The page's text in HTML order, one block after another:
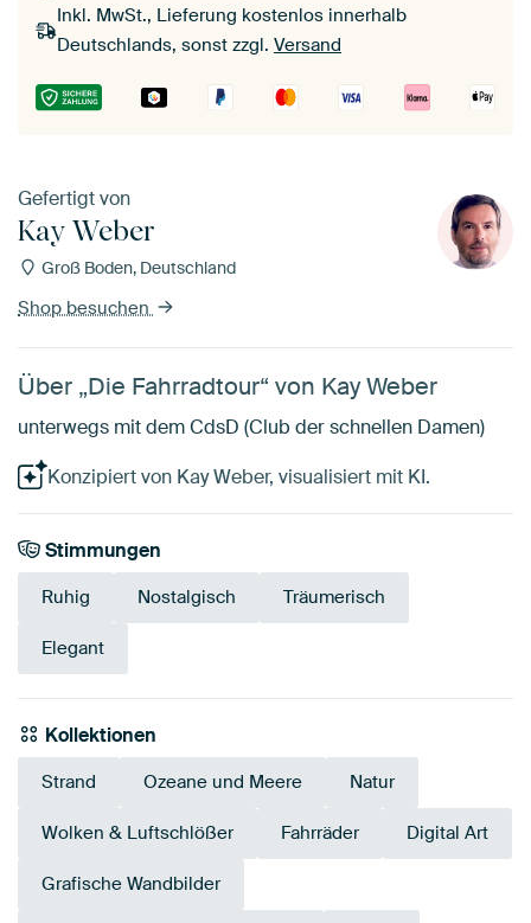
Inkl. MwSt., Lieferung kostenlos innerhalb
Deutschlands, sonst zzgl. Versand
Gefertigt von
Kay Weber
Groß Boden, Deutschland
Shop besuchen
Über „Die Fahrradtour“ von Kay Weber
unterwegs mit dem CdsD (Club der schnellen Damen)
Konzipiert von Kay Weber, visualisiert mit KI.
Stimmungen
Ruhig Nostalgisch Träumerisch
Elegant
Kollektionen
Strand Ozeane und Meere Natur
Wolken & Luftschlößer Fahrräder Digital Art
Grafische Wandbilder